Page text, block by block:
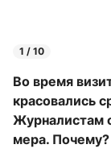
1 / 10
Во время
красовались
Журналистам
мера. Почему?